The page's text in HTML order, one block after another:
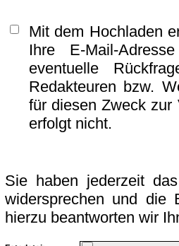
Mit dem Hochladen
Ihre E-Mail-
eventuelle
Redakteuren bzw.
für diesen Zweck zur
erfolgt nicht.
Sie haben jederzeit
widersprechen und die
hierzu beantworten wir